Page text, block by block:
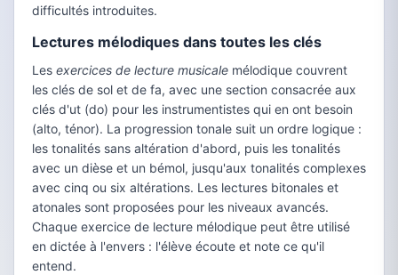
difficultés introduites.
Lectures mélodiques dans toutes les clés
Les exercices de lecture musicale mélodique couvrent
les clés de sol et de fa, avec une section consacrée aux
clés d'ut (do) pour les instrumentistes qui en ont besoin
(alto, ténor). La progression tonale suit un ordre logique :
les tonalités sans altération d'abord, puis les tonalités
avec un dièse et un bémol, jusqu'aux tonalités complexes
avec cinq ou six altérations. Les lectures bitonales et
atonales sont proposées pour les niveaux avancés.
Chaque exercice de lecture mélodique peut être utilisé
en dictée à l'envers : l'élève écoute et note ce qu'il
entend.